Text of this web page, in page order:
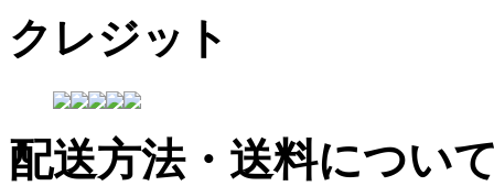
クレジット
配送方法・送料につい